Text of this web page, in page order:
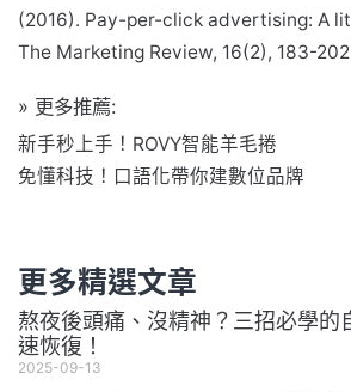
(2016). Pay-per-click advertising: A
The Marketing Review, 16(2), 183-
» 更多推薦:
新手秒上手！ROVY智能羊毛捲
免懂科技！口語化帶你建數位品牌
更多精選文章
熬夜後頭痛、沒精神？三招必學的
速恢復！
2025-09-13